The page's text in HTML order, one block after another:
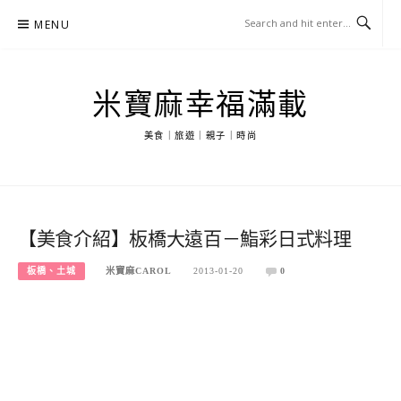
MENU
米寶麻幸福滿載
美食｜旅遊｜親子｜時尚
【美食介紹】板橋大遠百－鮨彩日式料理
板橋、土城 米寶麻CAROL 2013-01-20 0